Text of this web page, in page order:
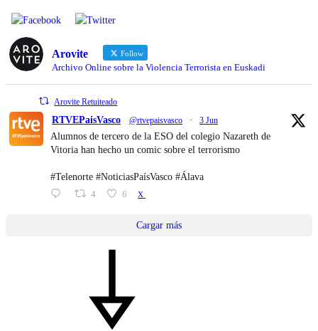
Arovite Follow
Archivo Online sobre la Violencia Terrorista en Euskadi
Arovite Retuiteado
RTVEPaisVasco @rtvepaisvasco · 3 Jun
Alumnos de tercero de la ESO del colegio Nazareth de
Vitoria han hecho un comic sobre el terrorismo
#Telenorte #NoticiasPaísVasco #Álava
4 6 X
Cargar más